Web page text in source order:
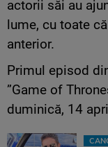
actorii săi au
lume, cu toate
anterior.
Primul episod
”Game of
duminică, 14